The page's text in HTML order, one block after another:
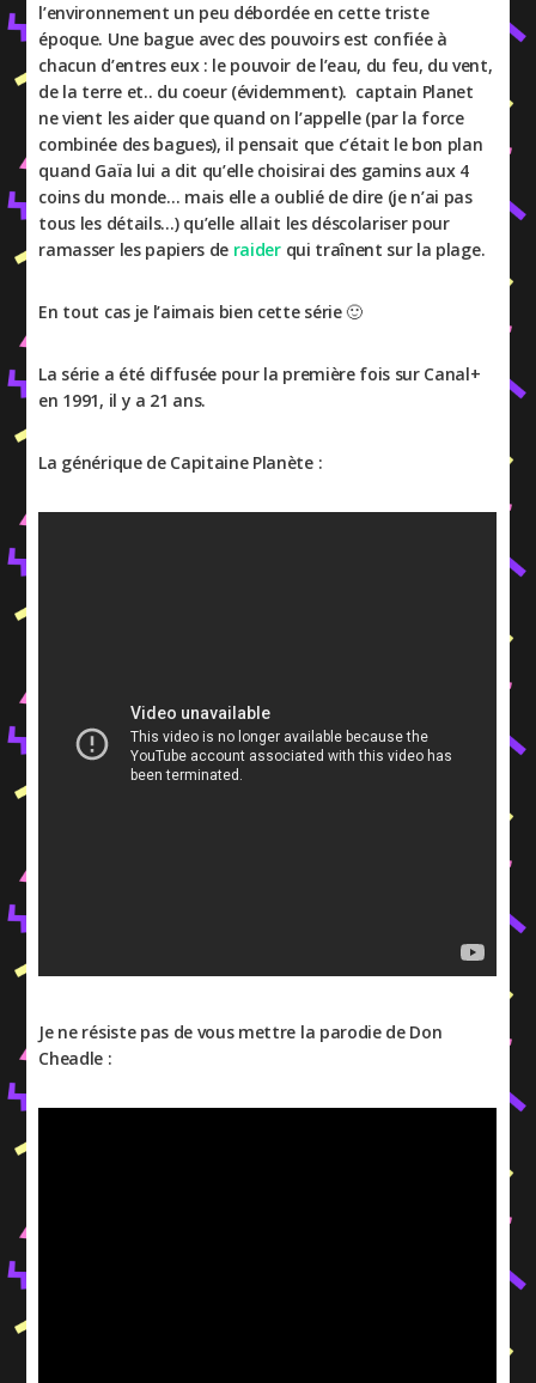
l’environnement un peu débordée en cette triste
époque. Une bague avec des pouvoirs est confiée à
chacun d’entres eux : le pouvoir de l’eau, du feu, du vent,
de la terre et.. du coeur (évidemment). captain Planet
ne vient les aider que quand on l’appelle (par la force
combinée des bagues), il pensait que c’était le bon plan
quand Gaïa lui a dit qu’elle choisirai des gamins aux 4
coins du monde… mais elle a oublié de dire (je n’ai pas
tous les détails…) qu’elle allait les déscolariser pour
ramasser les papiers de raiderqui traînent sur la plage.
En tout cas je l’aimais bien cette série 🙂
La série a été diffusée pour la première fois sur Canal+
en 1991, il y a 21 ans.
La générique de Capitaine Planète :
Je ne résiste pas de vous mettre la parodie de Don
Cheadle :